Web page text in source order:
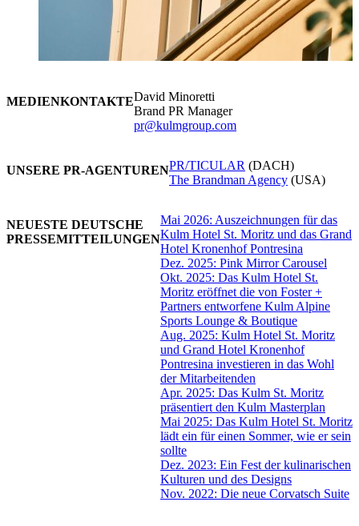
MEDIENKONTAKTEDavid Minoretti
Brand PR Manager
pr@kulmgroup.com
UNSERE PR-AGENTURENPR/TICULAR (DACH)
The Brandman Agency (USA)
NEUESTE DEUTSCHE
PRESSEMITTEILUNGEN
Mai 2026: Auszeichnungen für das
Kulm Hotel St. Moritz und das Grand
Hotel Kronenhof Pontresina
Dez. 2025: Pink Mirror Carousel
Okt. 2025: Das Kulm Hotel St.
Moritz eröffnet die von Foster +
Partners entworfene Kulm Alpine
Sports Lounge & Boutique
Aug. 2025: Kulm Hotel St. Moritz
und Grand Hotel Kronenhof
Pontresina investieren in das Wohl
der Mitarbeitenden
Apr. 2025: Das Kulm St. Moritz
präsentiert den Kulm Masterplan
Mai 2025: Das Kulm Hotel St. Moritz
lädt ein für einen Sommer, wie er sein
sollte
Dez. 2023: Ein Fest der kulinarischen
Kulturen und des Designs
Nov. 2022: Die neue Corvatsch Suite